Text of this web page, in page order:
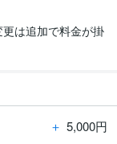
は追加で料金が掛
＋ 5,000円